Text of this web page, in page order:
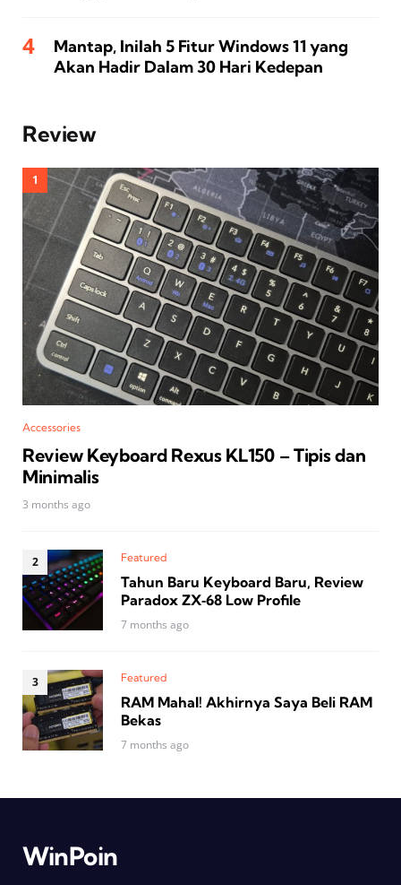
Mantap, Inilah 5 Fitur Windows 11 yang
Akan Hadir Dalam 30 Hari Kedepan
Review
Accessories
Review Keyboard Rexus KL150 – Tipis dan
Minimalis
3 months ago
Featured
Tahun Baru Keyboard Baru, Review
Paradox ZX‑68 Low Profile
7 months ago
Featured
RAM Mahal! Akhirnya Saya Beli RAM
Bekas
7 months ago
WinPoin